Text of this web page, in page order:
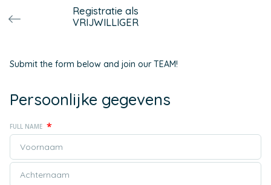
Registratie als
VRIJWILLIGER
Submit the form below and join our TEAM!
Persoonlijke gegevens
FULL NAME *